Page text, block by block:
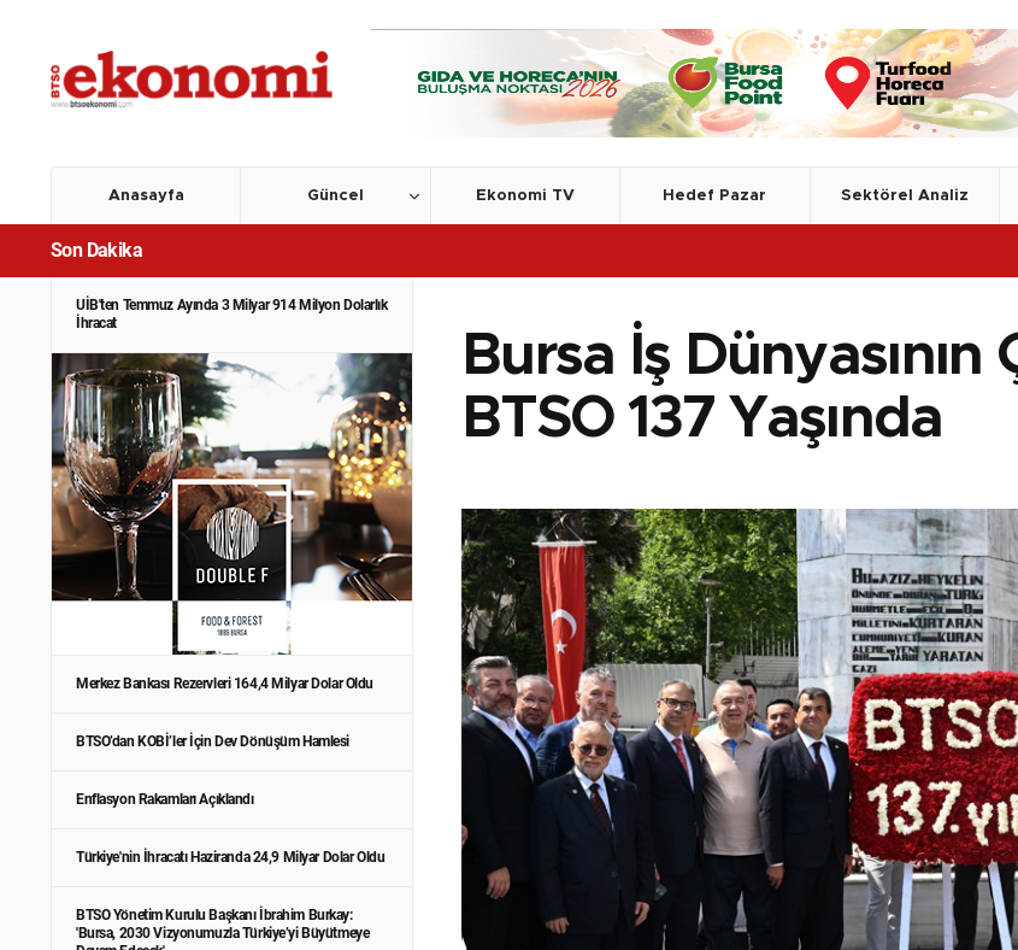
Anasayfa Güncel Ekonomi TV Hedef Pazar Sektörel Analiz
Son Dakika TSE,
UİB'ten Temmuz Ayında 3 Milyar 914 Milyon Dolarlık
İhracat
Merkez Bankası Rezervleri 164,4 Milyar Dolar Oldu
BTSO’dan KOBİ’ler İçin Dev Dönüşüm Hamlesi
Enflasyon Rakamları Açıklandı
Türkiye'nin İhracatı Haziranda 24,9 Milyar Dolar Oldu
BTSO Yönetim Kurulu Başkanı İbrahim Burkay:
'Bursa, 2030 Vizyonumuzla Türkiye’yi Büyütmeye
Bursa İş Dünyasının
BTSO 137 Yaşında